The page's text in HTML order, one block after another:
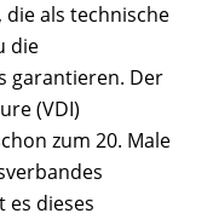
als technische
die
garantieren. Der
(VDI)
zum 20. Male
es dieses